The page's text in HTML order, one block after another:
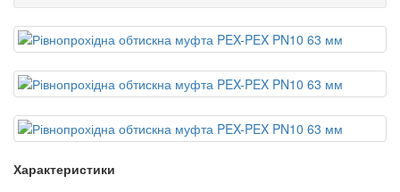
Характеристики